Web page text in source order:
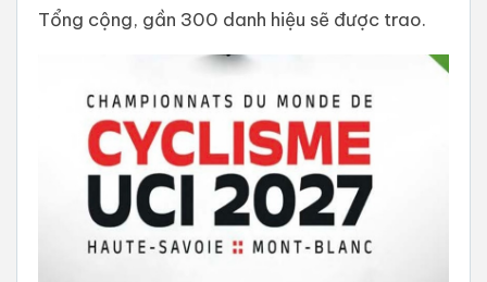
Tổng cộng, gần 300 danh hiệu sẽ được trao.